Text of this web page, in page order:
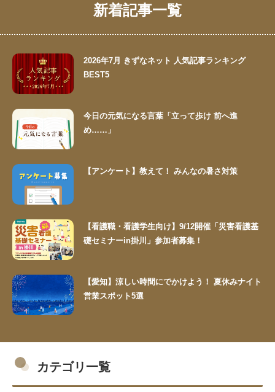
新着記事一覧
2026年7月 きずなネット 人気記事ランキング
BEST5
今日の元気になる言葉「立って歩け 前へ進
め……」
【アンケート】教えて！ みんなの暑さ対策
【看護職・看護学生向け】9/12開催「災害看護基
礎セミナーin掛川」参加者募集！
【愛知】涼しい時間にでかけよう！ 夏休みナイト
営業スポット5選
カテゴリ一覧